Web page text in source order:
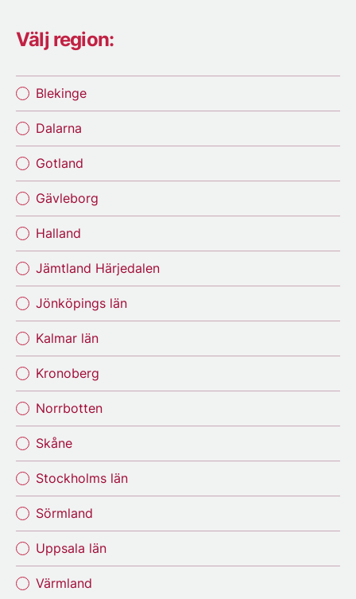
Välj region:
Blekinge
Dalarna
Gotland
Gävleborg
Halland
Jämtland Härjedalen
Jönköpings län
Kalmar län
Kronoberg
Norrbotten
Skåne
Stockholms län
Sörmland
Uppsala län
Värmland